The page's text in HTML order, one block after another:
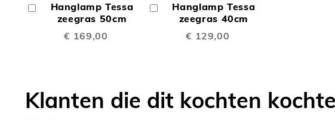
Hanglamp Tessa
zeegras 50cm
€ 169,00
Winkelwagen
TE
Hanglamp Tessa
zeegras 40cm
€ 129,00
Winkelwagen
TE
Klanten die dit kochten